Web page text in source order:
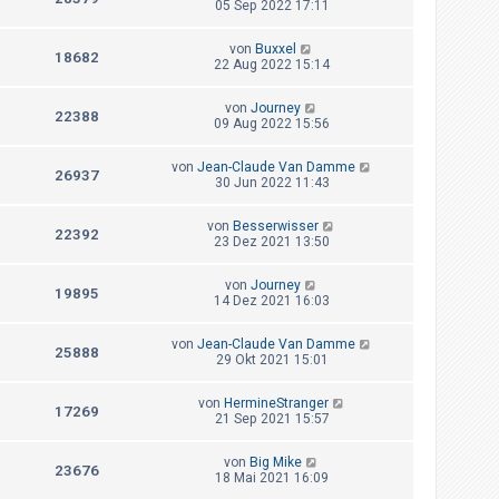
05 Sep 2022 17:11
18682 von Buxxel
22 Aug 2022 15:14
22388 vonJourney
09 Aug 2022 15:56
26937 von Jean-Claude Van Damme
30 Jun 2022 11:43
22392 von Besserwisser
23 Dez 2021 13:50
19895 vonJourney
14 Dez 2021 16:03
25888 von Jean-Claude Van Damme
29 Okt 2021 15:01
17269 von HermineStranger
21 Sep 2021 15:57
23676 von Big Mike
18 Mai 2021 16:09